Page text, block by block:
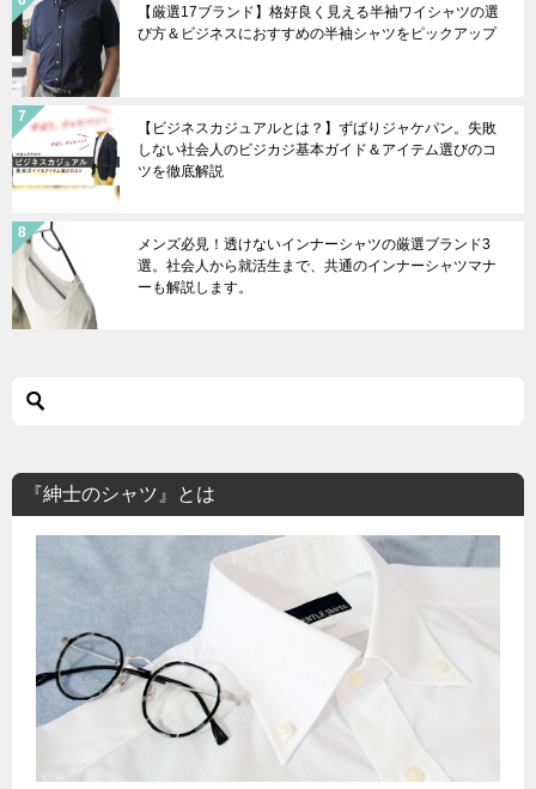
【厳選17ブランド】格好良く見える半袖ワイシャツの選
び方＆ビジネスにおすすめの半袖シャツをピックアップ
【ビジネスカジュアルとは？】ずばりジャケパン。失敗
しない社会人のビジカジ基本ガイド＆アイテム選びのコ
ツを徹底解説
メンズ必見！透けないインナーシャツの厳選ブランド3
選。社会人から就活生まで、共通のインナーシャツマナ
ーも解説します。
『紳士のシャツ』とは